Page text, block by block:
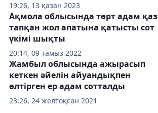
19:26, 13 қазан 2023
20:14, 09 тамыз 2022
Ақмола облысында төрт адам
тапқан жол апатына қатысты сот
үкімі шықты
23:26, 24 желтоқсан 2021
Жамбыл облысында ажырасып
кеткен әйелін айуандықпен
өлтірген ер адам сотталды